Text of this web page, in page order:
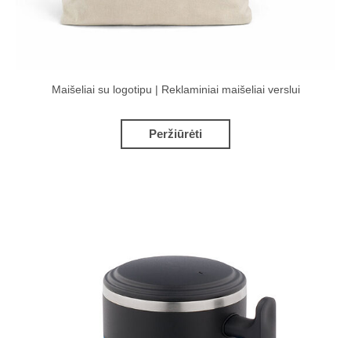
Maišeliai su logotipu | Reklaminiai maišeliai verslui
Peržiūrėti